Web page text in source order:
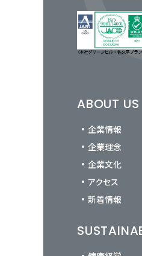
ABOUT US
企業情報
企業理念
企業文化
アクセス
新着情報